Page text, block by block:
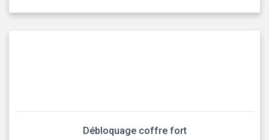
Débloquage coffre fort